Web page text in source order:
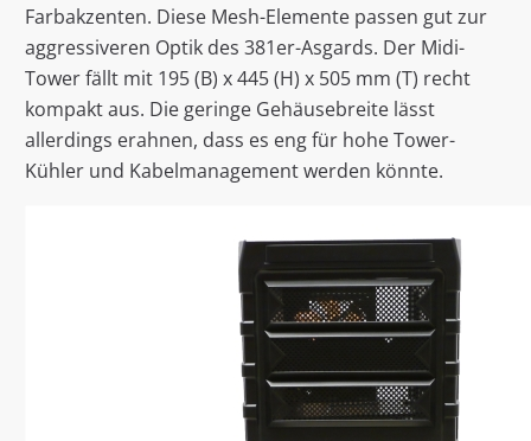
Farbakzenten. Diese Mesh-Elemente passen gut zur
aggressiveren Optik des 381er-Asgards. Der Midi-
Tower fällt mit 195 (B) x 445 (H) x 505 mm (T) recht
kompakt aus. Die geringe Gehäusebreite lässt
allerdings erahnen, dass es eng für hohe Tower-
Kühler und Kabelmanagement werden könnte.